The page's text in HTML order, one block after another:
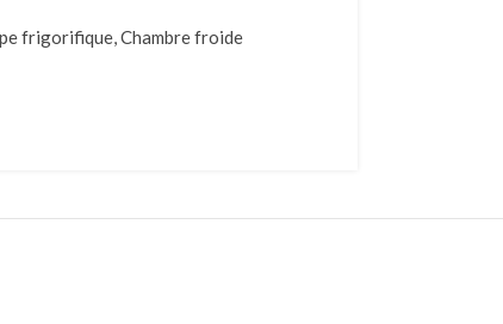
frigorifique,Chambre froide